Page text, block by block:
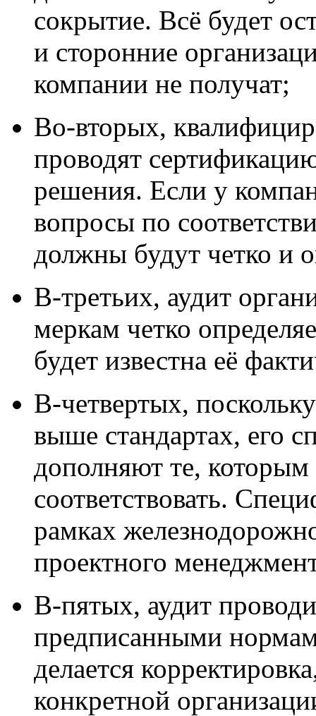
сокрытие. Всё будет
и сторонние
компании не получат;
Во-вторых,
проводят
решения. Если у
вопросы по
должны будут четко и
В-третьих, аудит
меркам четко
будет известна её
В-четвертых,
выше стандартах, его
дополняют те,
соответствовать.
рамках
проектного
В-пятых, аудит
предписанными
делается
конкретной